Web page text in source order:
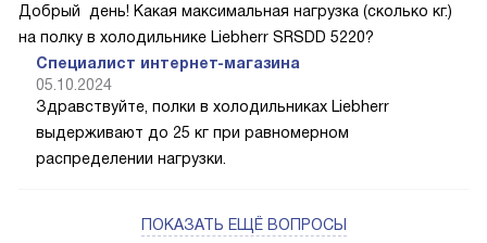
Добрый день! Какая максимальная нагрузка (сколько кг.)
на полку в холодильнике Liebherr SRSDD 5220?
Специалист интернет-магазина
05.10.2024
Здравствуйте, полки в холодильниках Liebherr
выдерживают до 25 кг при равномерном
распределении нагрузки.
ПОКАЗАТЬ ЕЩЁ ВОПРОСЫ